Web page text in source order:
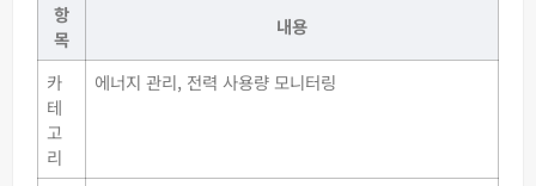
항
목
내용
카
테
고
리
에너지 관리, 전력 사용량 모니터링